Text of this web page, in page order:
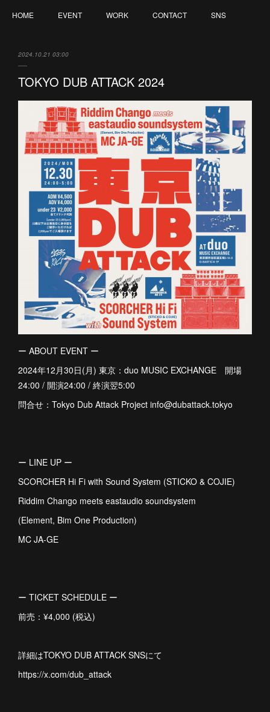
HOME EVENT WORK CONTACT SNS
2024.10.21 03:00
TOKYO DUB ATTACK 2024
ー ABOUT EVENT ー
2024年12月30日(月) 東京：duo MUSIC EXCHANGE 開場
24:00 / 開演24:00 / 終演翌5:00
問合せ：Tokyo Dub Attack Project info@dubattack.tokyo
ー LINE UP ー
SCORCHER Hi Fi with Sound System (STICKO & COJIE)
Riddim Chango meets eastaudio soundsystem
(Element, Bim One Production)
MC JA-GE
ー TICKET SCHEDULE ー
前売：¥4,000 (税込)
詳細はTOKYO DUB ATTACK SNSにて
https://x.com/dub_attack